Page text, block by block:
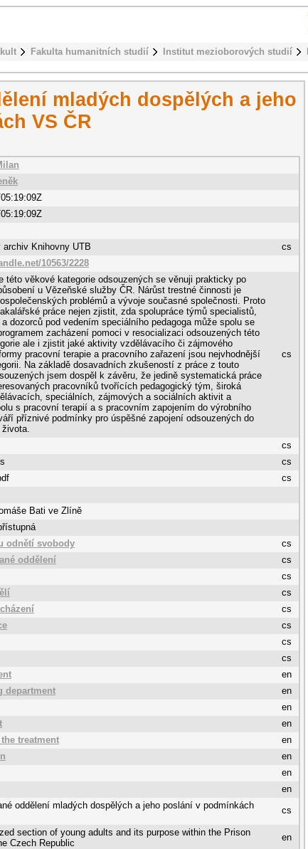
Fakulta humanitních studií Institut mezioborových studií
mladých dospělých a jeho
VS ČR
archiv Knihovny UTB
cs
10563/2228
této věkové kategorie odsouzených se věnuji prakticky po
u Vězeňské služby ČR. Nárůst trestné činnosti je
problémů a vývoje současné společnosti. Proto
práce nejen zjistit, zda spolupráce týmů specialistů,
dozorců pod vedením speciálního pedagoga může spolu se
zacházení pomoci v resocializaci odsouzených této
ale i zjistit jaké aktivity vzdělávacího či zájmového
pracovní terapie a pracovního zařazení jsou nejvhodnější
Na základě dosavadních zkušeností z práce z touto
jsem dospěl k závěru, že jedině systematická práce
pracovníků tvořících pedagogický tým, široká
speciálních, zájmových a sociálních aktivit a
s pracovní terapií a s pracovním zapojením do výrobního
příznivé podmínky pro úspěšné zapojení odsouzených do
života.
cs
cs
cs
cs
Bati ve Zlíně
odnětí svobody
cs
oddělení
cs
cs
cs
cs
cs
cs
cs
en
department
en
en
en
treatment
en
en
en
en
oddělení mladých dospělých a jeho poslání v podmínkách
cs
section of young adults and its purpose within the Prison
Czech Republic
en